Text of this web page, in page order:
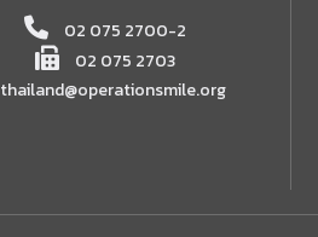
02 075 2700-2
02 075 2703
thailand@operationsmile.org